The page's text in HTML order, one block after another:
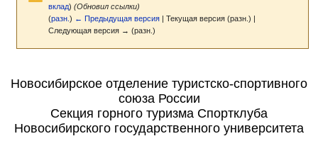
вклад) (Обновил ссылки)
(разн.) ← Предыдущая версия | Текущая версия (разн.) |
Следующая версия → (разн.)
ккНовосибирское отделение туристско-спортивного
союза России
Секция горного туризма Спортклуба
Новосибирского государственного университета